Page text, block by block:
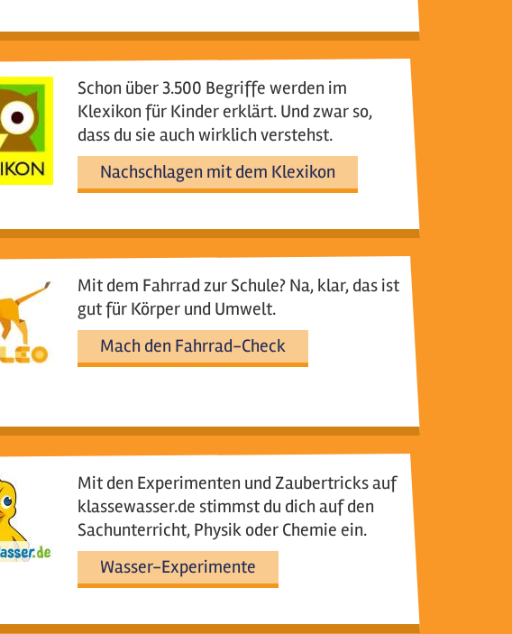
Schon über 3.500 Begriffe werden im
Klexikon für Kinder erklärt. Und zwar so,
dass du sie auch wirklich verstehst.
Nachschlagen mit dem Klexikon
Mit dem Fahrrad zur Schule? Na, klar, das ist
gut für Körper und Umwelt.
Mach den Fahrrad-Check
Mit den Experimenten und Zaubertricks auf
klassewasser.de stimmst du dich auf den
Sachunterricht, Physik oder Chemie ein.
Wasser-Experimente